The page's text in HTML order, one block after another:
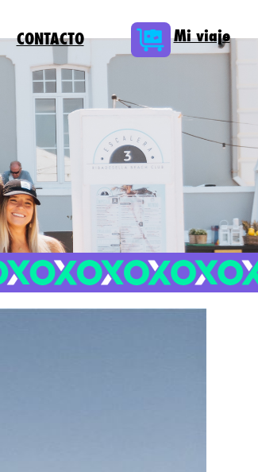
CONTACTO Mi viaje